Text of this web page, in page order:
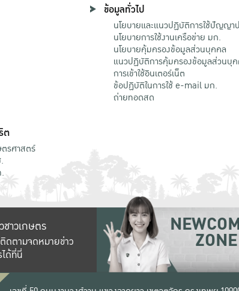
ข้อมูลทั่วไป
นโยบายและแนวปฏิบัติการใช้ปัญญา
นโยบายการใช้งานเครือข่าย มก.
นโยบายคุ้มครองข้อมูลส่วนบุคคล
แนวปฏิบัติการคุ้มครองข้อมูลส่วนบุ
การเข้าใช้อินเตอร์เน็ต
ข้อปฏิบัติในการใช้ e-mail มก.
ถ่ายทอดสด
ต
รศาสตร์
าวเกษตร
ตามจดหมายข่าว
ด้ที่นี่
ZONE